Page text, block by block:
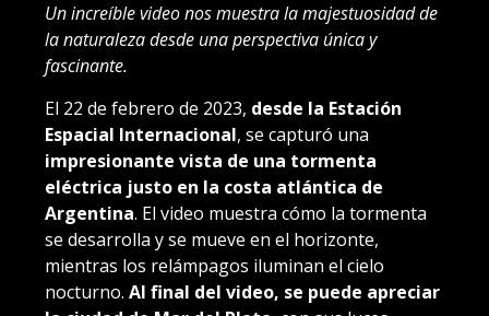
Un increíble video nos muestra la majestuosidad de
la naturaleza desde una perspectiva única y
fascinante.
El 22 de febrero de 2023, desde la Estación
Espacial Internacional, se capturó una
impresionante vista de una tormenta
eléctrica justo en la costa atlántica de
Argentina. El video muestra cómo la tormenta
se desarrolla y se mueve en el horizonte,
mientras los relámpagos iluminan el cielo
nocturno. Al final del video, se puede apreciar